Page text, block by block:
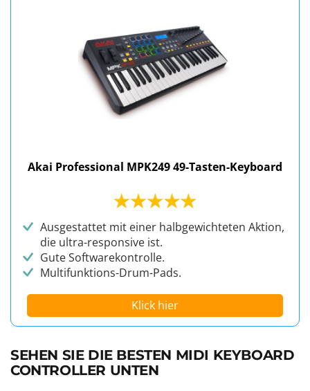
Akai Professional MPK249 49-Tasten-Keyboard
Ausgestattet mit einer halbgewichteten Aktion,
die ultra-responsive ist.
Gute Softwarekontrolle.
Multifunktions-Drum-Pads.
Klick hier
SEHEN SIE DIE BESTEN MIDI KEYBOARD
CONTROLLER UNTEN